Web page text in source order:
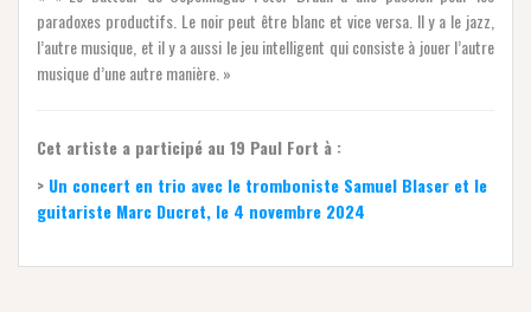
paradoxes productifs. Le noir peut être blanc et vice versa. Il y a le jazz,
l’autre musique, et il y a aussi le jeu intelligent qui consiste à jouer l’autre
musique d’une autre manière. »
Cet artiste a participé au 19 Paul Fort à :
> Un concert en trio avec le tromboniste Samuel Blaser et le
guitariste Marc Ducret, le 4 novembre 2024